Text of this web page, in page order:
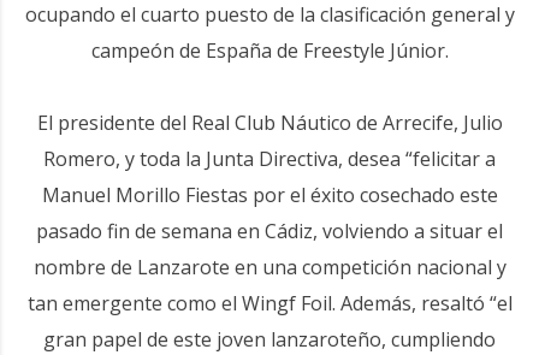
ocupando el cuarto puesto de la clasificación general y
campeón de España de Freestyle Júnior.
El presidente del Real Club Náutico de Arrecife, Julio
Romero, y toda la Junta Directiva, desea “felicitar a
Manuel Morillo Fiestas por el éxito cosechado este
pasado fin de semana en Cádiz, volviendo a situar el
nombre de Lanzarote en una competición nacional y
tan emergente como el Wingf Foil. Además, resaltó “el
gran papel de este joven lanzaroteño, cumpliendo